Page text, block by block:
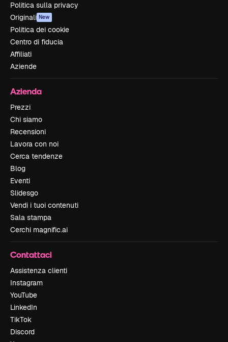
Politica sulla privacy
Originali New
Politica dei cookie
Centro di fiducia
Affiliati
Aziende
Azienda
Prezzi
Chi siamo
Recensioni
Lavora con noi
Cerca tendenze
Blog
Eventi
Slidesgo
Vendi i tuoi contenuti
Sala stampa
Cerchi magnific.ai
Contattaci
Assistenza clienti
Instagram
YouTube
LinkedIn
TikTok
Discord